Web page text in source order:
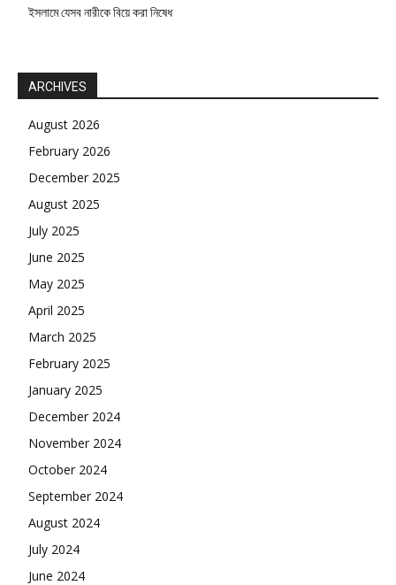
ইসলামে যেসব নারীকে বিয়ে করা নিষেধ
ARCHIVES
August 2026
February 2026
December 2025
August 2025
July 2025
June 2025
May 2025
April 2025
March 2025
February 2025
January 2025
December 2024
November 2024
October 2024
September 2024
August 2024
July 2024
June 2024